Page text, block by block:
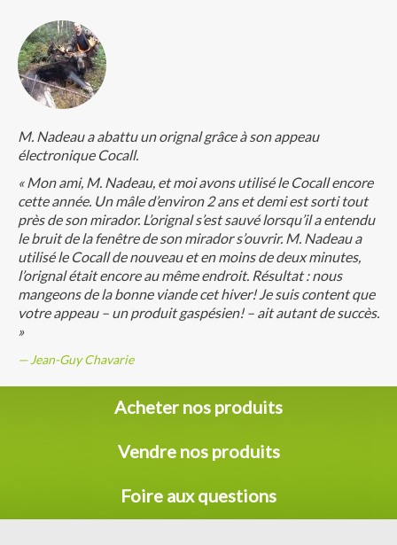
M. Nadeau a abattu un orignal grâce à son appeau
électronique Cocall.
« Mon ami, M. Nadeau, et moi avons utilisé le Cocall encore
cette année. Un mâle d’environ 2 ans et demi est sorti tout
près de son mirador. L’orignal s’est sauvé lorsqu’il a entendu
le bruit de la fenêtre de son mirador s’ouvrir. M. Nadeau a
utilisé le Cocall de nouveau et en moins de deux minutes,
l’orignal était encore au même endroit. Résultat : nous
mangeons de la bonne viande cet hiver! Je suis content que
votre appeau – un produit gaspésien! – ait autant de succès.
»
Jean-Guy Chavarie
Acheter nos produits
Vendre nos produits
Foire aux questions